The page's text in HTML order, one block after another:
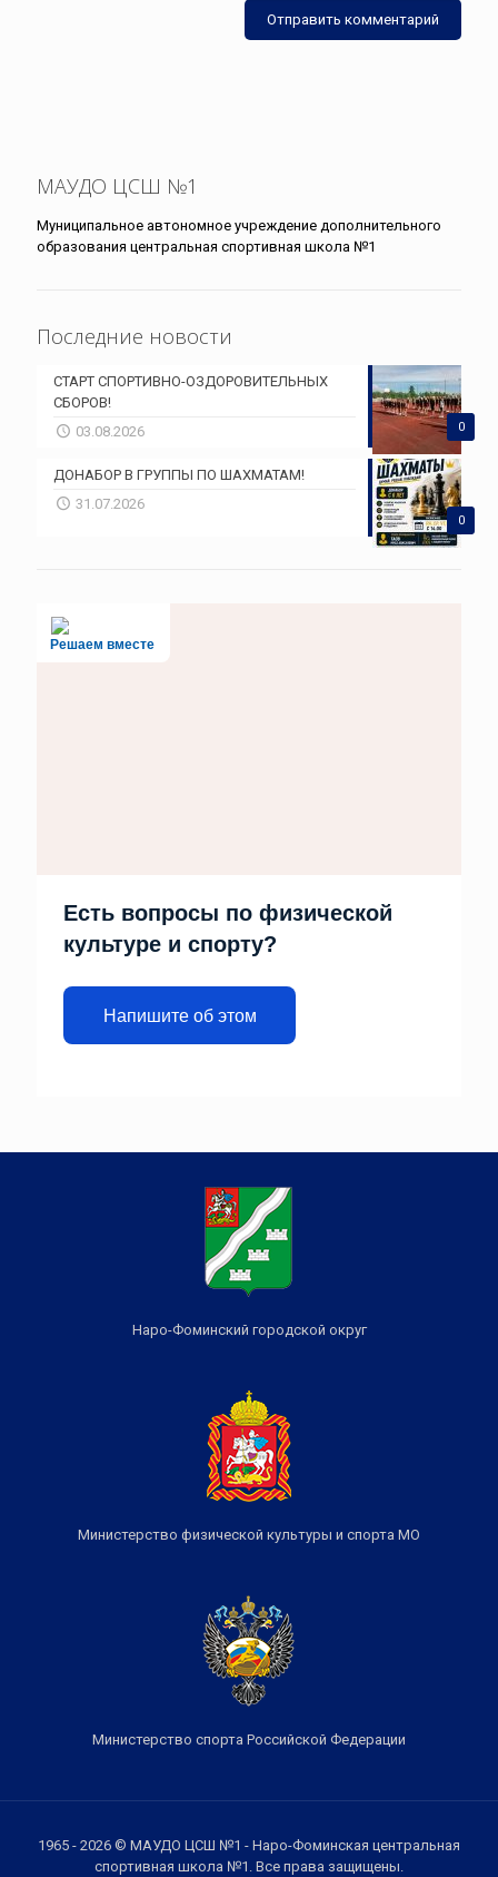
МАУДО ЦСШ №1
Муниципальное автономное учреждение дополнительного
образования центральная спортивная школа №1
Последние новости
0
СТАРТ СПОРТИВНО-ОЗДОРОВИТЕЛЬНЫХ
СБОРОВ!
03.08.2026
0
ДОНАБОР В ГРУППЫ ПО ШАХМАТАМ!
31.07.2026
Решаем вместе
Есть вопросы по физической
культуре и спорту?
Напишите об этом
Наро-Фоминский городской округ
Министерство физической культуры и спорта МО
Министерство спорта Российской Федерации
1965 - 2026 © МАУДО ЦСШ №1 - Наро-Фоминская центральная
спортивная школа №1. Все права защищены.